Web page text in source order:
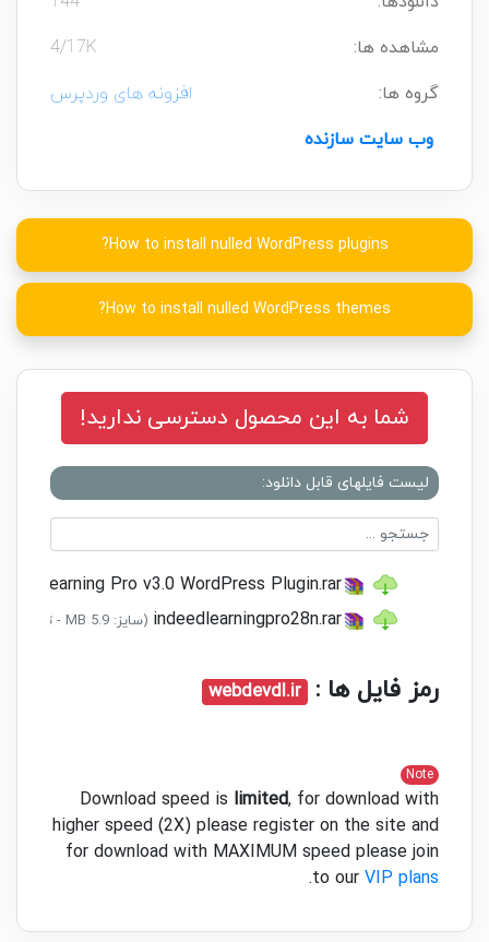
مشاهده ها:
4/17K
گروه ها:
افزونه های وردپرس
وب سایت سازنده
How to install nulled WordPress plugins?
How to install nulled WordPress themes?
شما به این محصول دسترسی ندارید!
لیست فایلهای قابل دانلود:
Learning Pro v3.0 WordPress Plugin.rar
indeedlearningpro28n.rar (سایز: 5.9 MB - تاریخ: 29/08/1399 11:45:39 ق.ظ)
رمز فایل ها : webdevdl.ir
Note
Download speed is limited, for download with
higher speed (2X) please register on the site and
for download with MAXIMUM speed please join
to our VIP plans
.